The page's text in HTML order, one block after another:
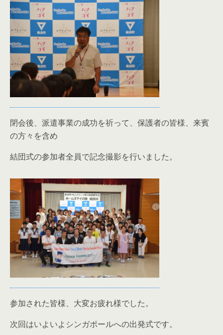
閉会後、派遣事業の成功を祈って、保護者の皆様、来賓
の方々を含め
結団式の参加者全員で記念撮影を行いました。
参加された皆様、大変お疲れ様でした。
次回はいよいよシンガポールへの出発式です。